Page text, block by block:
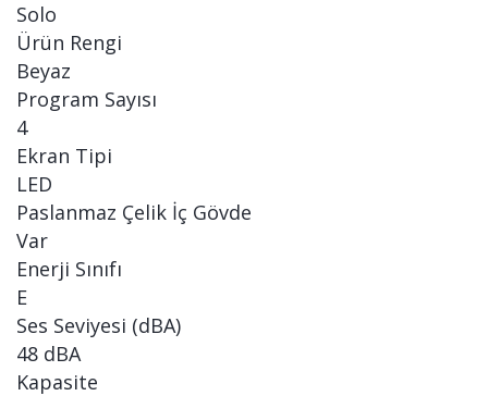
Solo
Ürün Rengi
Beyaz
Program Sayısı
4
Ekran Tipi
LED
Paslanmaz Çelik İç Gövde
Var
Enerji Sınıfı
E
Ses Seviyesi (dBA)
48 dBA
Kapasite